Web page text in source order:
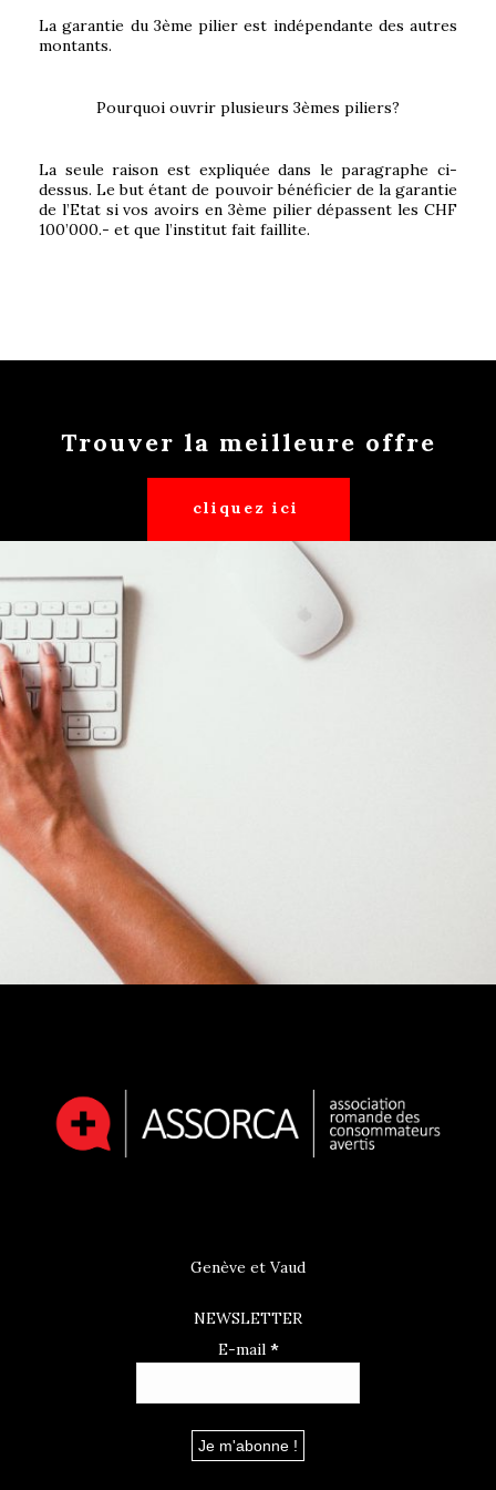
La garantie du 3ème pilier est indépendante des autres
montants.
Pourquoi ouvrir plusieurs 3èmes piliers?
La seule raison est expliquée dans le paragraphe ci-
dessus. Le but étant de pouvoir bénéficier de la garantie
de l’Etat si vos avoirs en 3ème pilier dépassent les CHF
100’000.- et que l’institut fait faillite.
Trouver la meilleure offre
cliquez ici
Genève et Vaud
NEWSLETTER
E-mail *